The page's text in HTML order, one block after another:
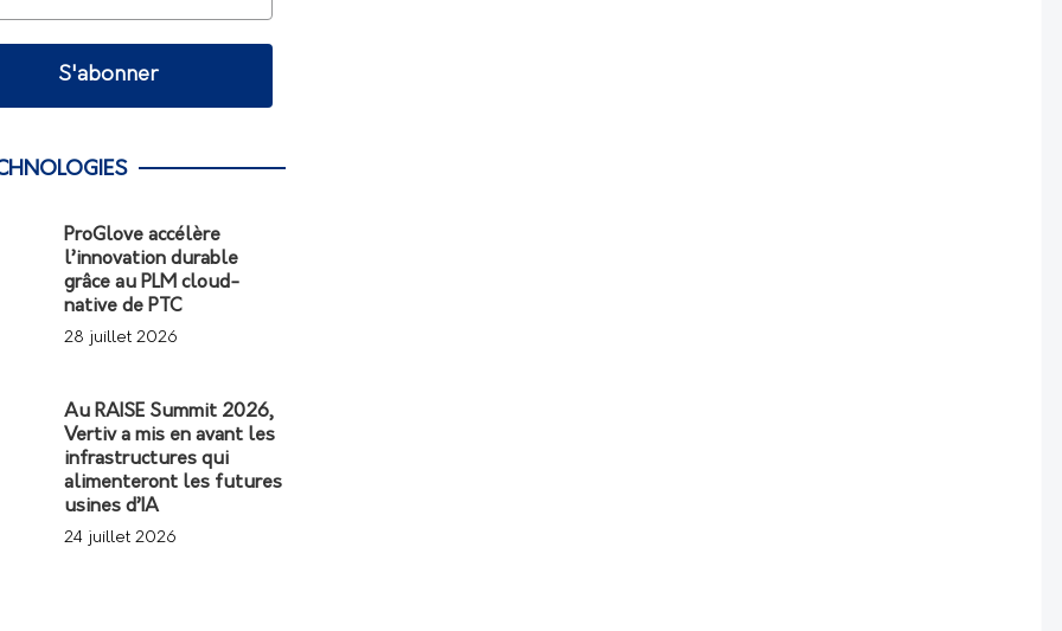
S'abonner
ProGlove accélère
l’innovation durable
grâce au PLM cloud-
native de PTC
28 juillet 2026
Au RAISE Summit 2026,
Vertiv a mis en avant les
infrastructures qui
alimenteront les futures
usines d’IA
24 juillet 2026